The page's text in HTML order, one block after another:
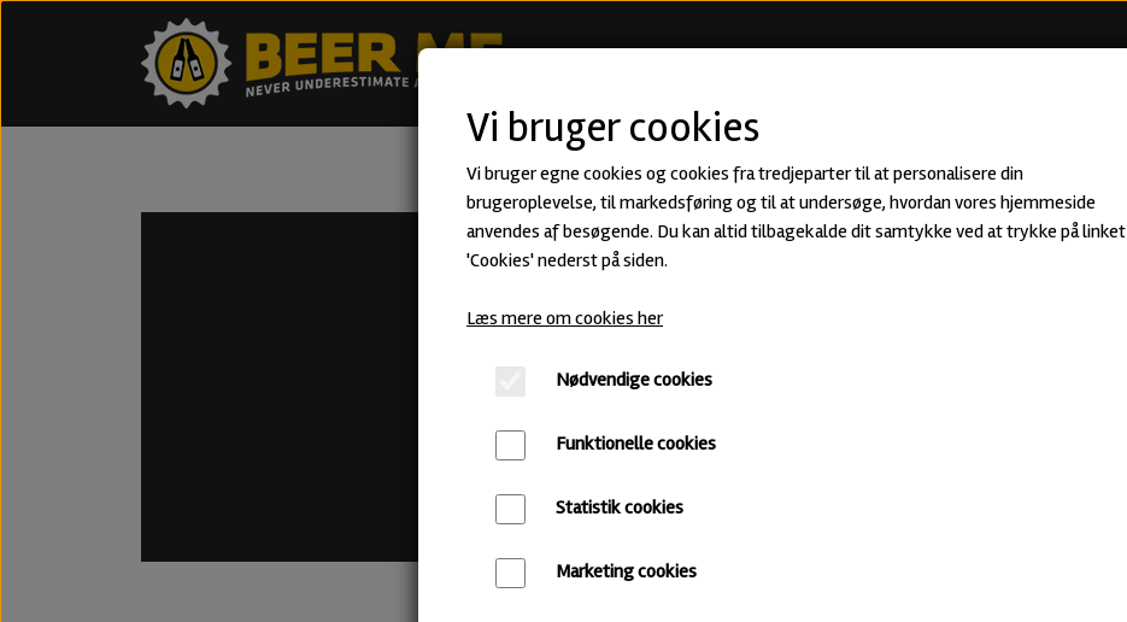
Vi bruger cookies
Vi bruger egne cookies og cookies fra tredjeparter til at personalisere din
brugeroplevelse, til markedsføring og til at undersøge, hvordan vores hjemmeside
anvendes af besøgende. Du kan altid tilbagekalde dit samtykke ved at trykke på linket
'Cookies' nederst på siden.
Læs mere om cookies her
Nødvendige cookies
Funktionelle cookies
Statistik cookies
Marketing cookies